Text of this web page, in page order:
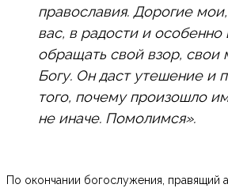
православия. Дорогие
вас, в радости и особенно
обращать свой взор, свои
Богу. Он даст утешение и
того, почему произошло
не иначе. Помолимся».
По окончании богослужения, правящий